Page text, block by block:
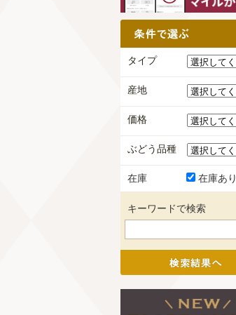
タイプ
産地
価格
ぶどう品種
在庫 在庫あり
キーワードで検索